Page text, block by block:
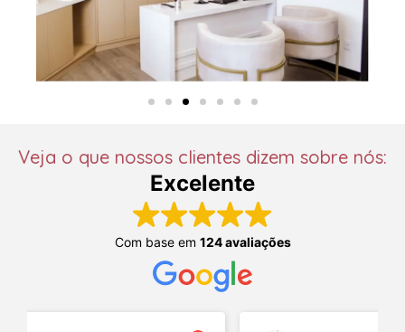
Veja o que nossos clientes dizem sobre nós:
Excelente
Com base em 124 avaliações